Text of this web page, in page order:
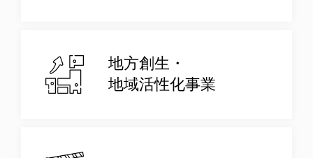
地方創生・
地域活性化事業